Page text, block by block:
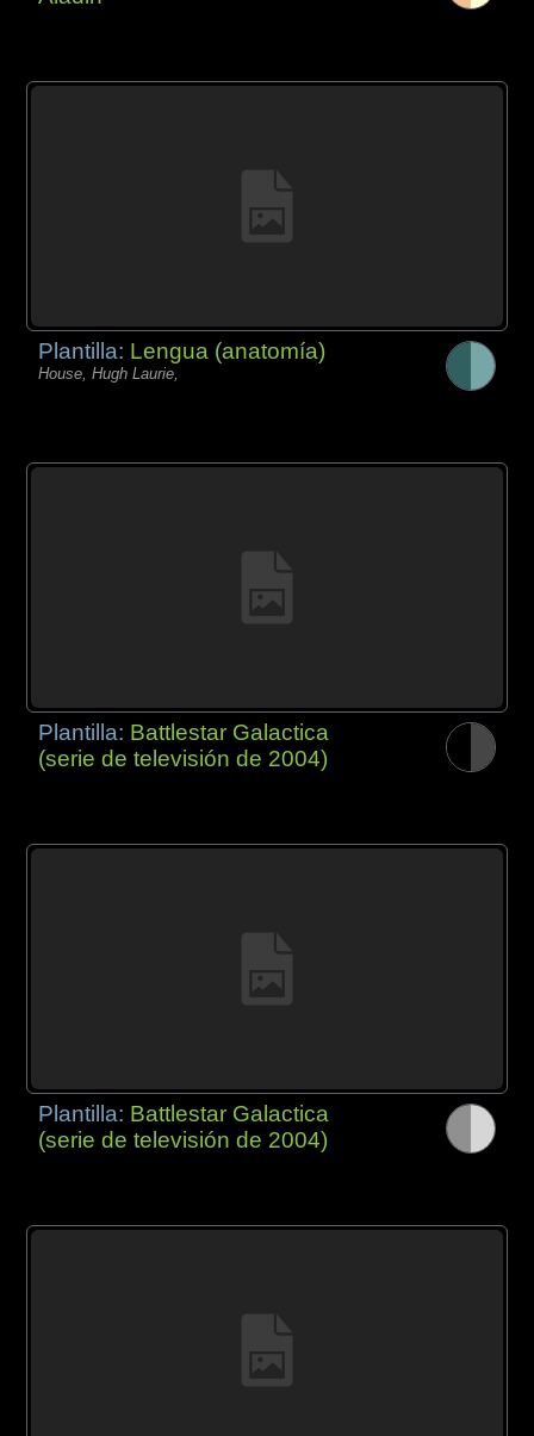
Plantilla: Lengua (anatomía)
House, Hugh Laurie,
Plantilla: Battlestar Galactica
(serie de televisión de 2004)
Plantilla: Battlestar Galactica
(serie de televisión de 2004)